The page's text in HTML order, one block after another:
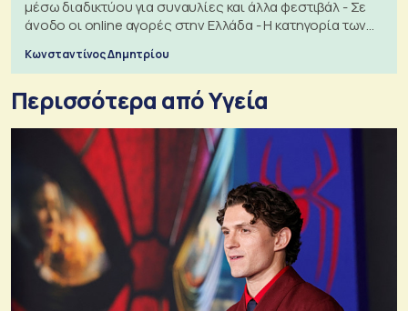
μέσω διαδικτύου για συναυλίες και άλλα φεστιβάλ - Σε
άνοδο οι online αγορές στην Ελλάδα - Η κατηγορία των
Κωνσταντίνος Δημητρίου
Περισσότερα από Υγεία